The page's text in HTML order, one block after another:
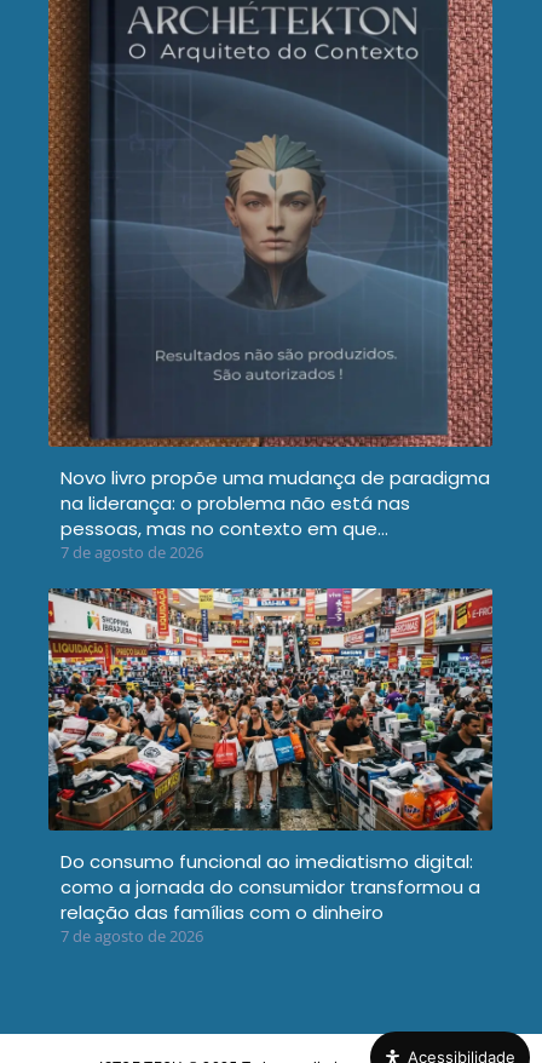
Novo livro propõe uma mudança de paradigma
na liderança: o problema não está nas
pessoas, mas no contexto em que…
7 de agosto de 2026
Do consumo funcional ao imediatismo digital:
como a jornada do consumidor transformou a
relação das famílias com o dinheiro
7 de agosto de 2026
Acessibilidade